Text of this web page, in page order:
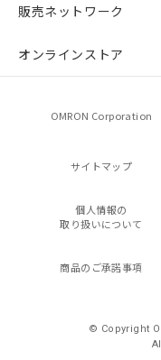
販売ネットワーク
オンラインストア
OMRON Corporation
サイトマップ
個人情報の
取り扱いについて
商品のご承諾事項
© Copyright